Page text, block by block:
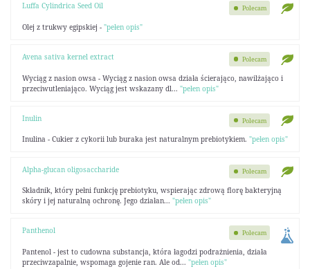
Luffa Cylindrica Seed Oil
Olej z trukwy egipskiej - "pełen opis"
Polecam
Avena sativa kernel extract
Wyciąg z nasion owsa - Wyciąg z nasion owsa działa ścierająco, nawilżająco i
przeciwutleniająco. Wyciąg jest wskazany dl... "pełen opis"
Polecam
Inulin
Inulina - Cukier z cykorii lub buraka jest naturalnym prebiotykiem. "pełen opis"
Polecam
Alpha-glucan oligosaccharide
Składnik, który pełni funkcję prebiotyku, wspierając zdrową florę bakteryjną
skóry i jej naturalną ochronę. Jego działan... "pełen opis"
Polecam
Panthenol
Pantenol - jest to cudowna substancja, która łagodzi podrażnienia, działa
przeciwzapalnie, wspomaga gojenie ran. Ale od... "pełen opis"
Polecam